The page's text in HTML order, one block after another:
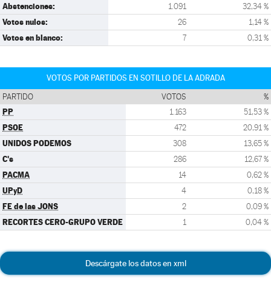
Abstenciones: 1.091 32,34 %
Votos nulos: 26 1,14 %
Votos en blanco: 7 0,31 %
VOTOS POR PARTIDOS EN SOTILLO DE LA ADRADA
PARTIDO VOTOS %
PP 1.163 51,53 %
PSOE 472 20,91 %
UNIDOS PODEMOS 308 13,65 %
C's 286 12,67 %
PACMA 14 0,62 %
UPyD 4 0,18 %
FE de las JONS 2 0,09 %
RECORTES CERO-GRUPO VERDE 1 0,04 %
Descárgate los datos en xml